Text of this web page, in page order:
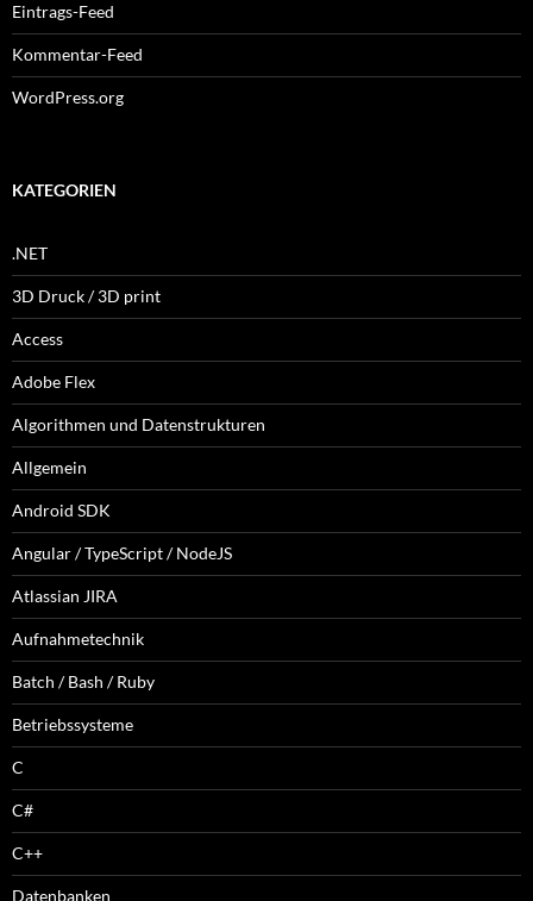
Eintrags-Feed
Kommentar-Feed
WordPress.org
KATEGORIEN
.NET
3D Druck / 3D print
Access
Adobe Flex
Algorithmen und Datenstrukturen
Allgemein
Android SDK
Angular / TypeScript / NodeJS
Atlassian JIRA
Aufnahmetechnik
Batch / Bash / Ruby
Betriebssysteme
C
C#
C++
Datenbanken